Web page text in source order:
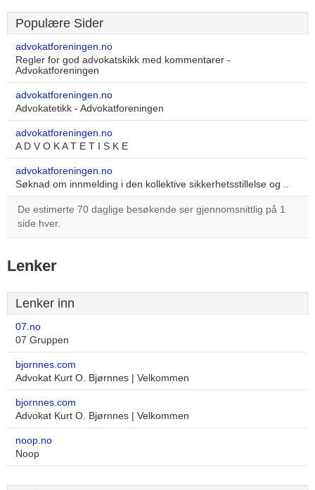
Populære Sider
advokatforeningen.no
Regler for god advokatskikk med kommentarer -
Advokatforeningen
advokatforeningen.no
Advokatetikk - Advokatforeningen
advokatforeningen.no
A D V O K A T E T I S K E
advokatforeningen.no
Søknad om innmelding i den kollektive sikkerhetsstillelse og ..
De estimerte 70 daglige besøkende ser gjennomsnittlig på 1
side hver.
Lenker
Lenker inn
07.no
07 Gruppen
bjornnes.com
Advokat Kurt O. Bjørnnes | Velkommen
bjornnes.com
Advokat Kurt O. Bjørnnes | Velkommen
noop.no
Noop